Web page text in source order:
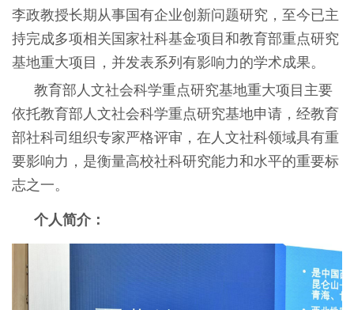
李政教授长期从事国有企业创新问题研究，至今已主
持完成多项相关国家社科基金项目和教育部重点研究
基地重大项目，并发表系列有影响力的学术成果。
教育部人文社会科学重点研究基地重大项目主要
依托教育部人文社会科学重点研究基地申请，经教育
部社科司组织专家严格评审，在人文社科领域具有重
要影响力，是衡量高校社科研究能力和水平的重要标
志之一。
个人简介：